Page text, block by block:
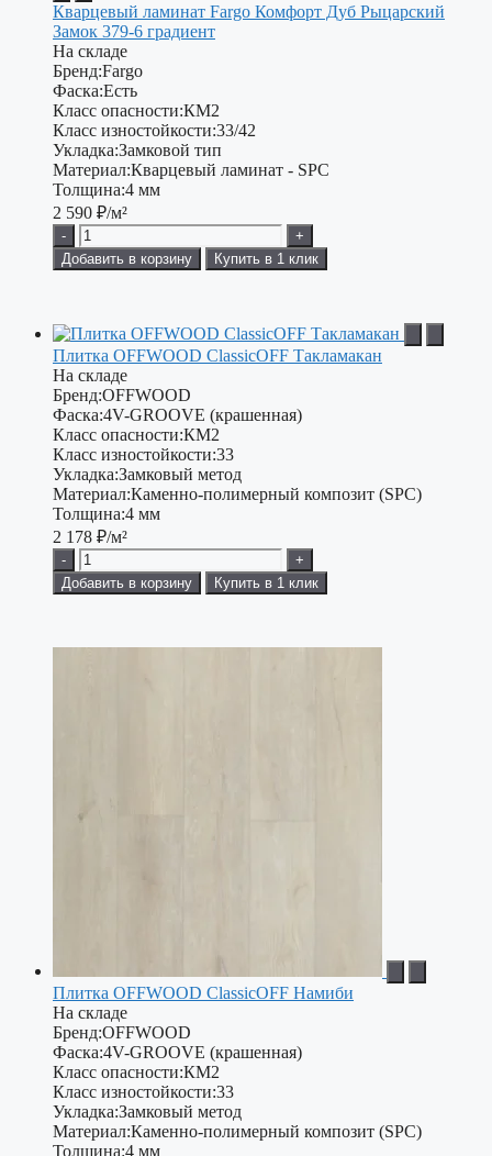
Кварцевый ламинат Fargo Комфорт Дуб Рыцарский
Замок 379-6 градиент
На складе
Бренд:Fargo
Фаска:Есть
Класс опасности:КМ2
Класс изностойкости:33/42
Укладка:Замковой тип
Материал:Кварцевый ламинат - SPC
Толщина:4 мм
2 590 ₽/м²
-
+
Добавить в корзину
Купить в 1 клик
Плитка OFFWOOD ClassicOFF Такламакан
На складе
Бренд:OFFWOOD
Фаска:4V-GROOVE (крашенная)
Класс опасности:КМ2
Класс изностойкости:33
Укладка:Замковый метод
Материал:Каменно-полимерный композит (SPC)
Толщина:4 мм
2 178 ₽/м²
-
+
Добавить в корзину
Купить в 1 клик
Плитка OFFWOOD ClassicOFF Намиби
На складе
Бренд:OFFWOOD
Фаска:4V-GROOVE (крашенная)
Класс опасности:КМ2
Класс изностойкости:33
Укладка:Замковый метод
Материал:Каменно-полимерный композит (SPC)
Толщина:4 мм